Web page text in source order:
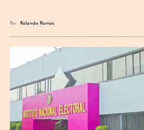
Por Rolando Ramos